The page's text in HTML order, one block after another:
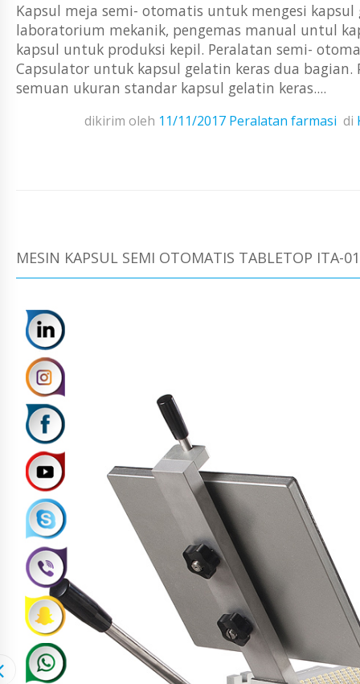
Kapsul meja semi- otomatis untuk mengesi
laboratorium mekanik, pengemas manual untul
kapsul untuk produksi kepil. Peralatan semi-
Capsulator untuk kapsul gelatin keras dua
semuan ukuran standar kapsul gelatin keras....
dikirim oleh 11/11/2017 Peralatan farmasi di
MESIN KAPSUL SEMI OTOMATIS TABLETOP ITA-